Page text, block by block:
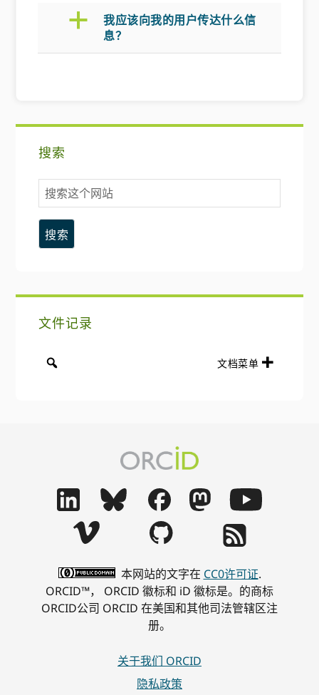
a
我应该向我的用户传达什么信
息？
搜索
搜
索
这
个
文件记录
文档菜单
本网站的文字在 CC0许可证.
ORCID™， ORCID 徽标和 iD 徽标是。的商标
ORCID公司 ORCID 在美国和其他司法管辖区注
册。
关于我们 ORCID
隐私政策